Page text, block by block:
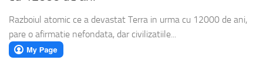
Razboiul atomic ce a devastat Terra in urma cu 12000 de ani,
pare o afirmatie nefondata, dar civilizatiile...